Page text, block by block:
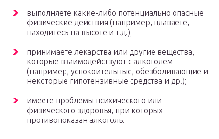
выполняете какие-либо потенциально опасные
физические действия (например, плаваете,
находитесь на высоте и т.д.);
принимаете лекарства или другие вещества,
которые взаимодействуют с алкоголем
(например, успокоительные, обезболивающие и
некоторые гипотензивные средства и др.);
имеете проблемы психического или
физического здоровья, при которых
противопоказан алкоголь.